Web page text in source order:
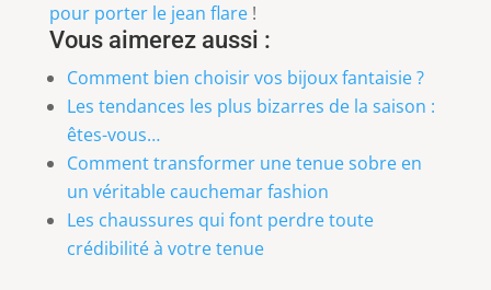
pour porter le jean flare !
Vous aimerez aussi :
Comment bien choisir vos bijoux fantaisie ?
Les tendances les plus bizarres de la saison :
êtes-vous…
Comment transformer une tenue sobre en
un véritable cauchemar fashion
Les chaussures qui font perdre toute
crédibilité à votre tenue